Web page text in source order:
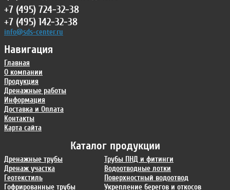
Каталог продукции
Дренажные трубы
Дренаж участка
Геотекстиль
Гофрированные трубы
Трубы ПНД и фитинги
Водоотводные лотки
Поверхностный водоотвод
Укрепление берегов и откосов
Навигация
Главная
О компании
Продукция
Дренажные работы
Информация
Доставка и Оплата
Контакты
Карта сайта
+7 (495) 724-32-38
+7 (495) 142-32-38
info@sds-center.ru